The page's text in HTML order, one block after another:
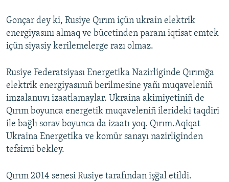
Gonçar dey ki, Rusiye Qırım içün ukrain elektrik
energiyasını almaq ve bücetinden paranı iqtisat emtek
içün siyasiy kerilemelerge razı olmaz.
Rusiye Federatsiyası Energetika Nazirliginde Qırımğa
elektrik energiyasınıñ berilmesine yañı muqaveleniñ
imzalanuvı izaatlamaylar. Ukraina akimiyetiniñ de
Qırım boyunca energetik muqaveleniñ ilerideki taqdiri
ile bağlı sorav boyunca da izaatı yoq. Qırım.Aqiqat
Ukraina Energetika ve komür sanayı nazirliginden
tefsirni bekley.
Qırım 2014 senesi Rusiye tarafından işğal etildi.